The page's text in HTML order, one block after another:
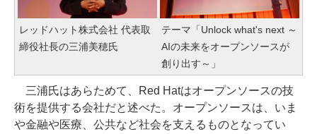
レッドハット株式会社 代表取
締役社長の三浦美穂氏
テーマ「Unlock what's next ～
AIの未来をオープンソースが
創り出す～」
三浦氏はあらためて、Red Hatはオープンソースの技
術を提供する会社だと述べた。オープンソースは、いま
や金融や医療、公共など社会を支えるものとなってい